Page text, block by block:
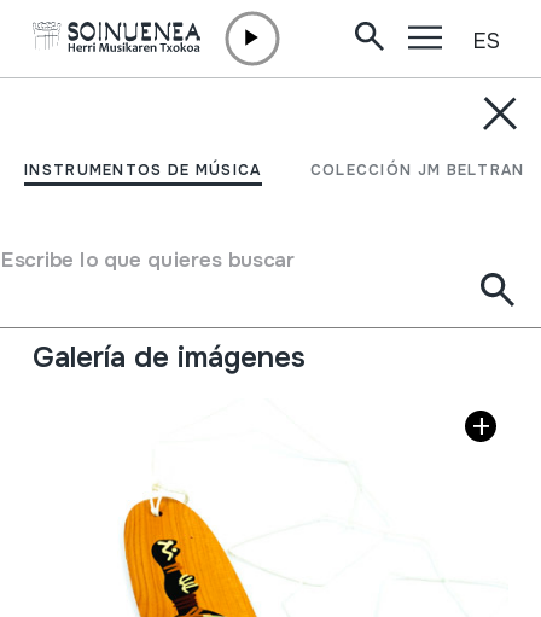
INSTRUMENTOS DE MÚSICA COLECCIÓN JM BELTRAN
Escribe lo que quieres buscar
ES
BULLROARER
Murra Wolka Creations; Australia; Aboriginal People &
Galería de imágenes